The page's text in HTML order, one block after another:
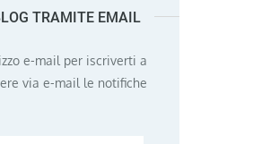
TRAMITE EMAIL
e-mail per iscriverti a
via e-mail le notifiche